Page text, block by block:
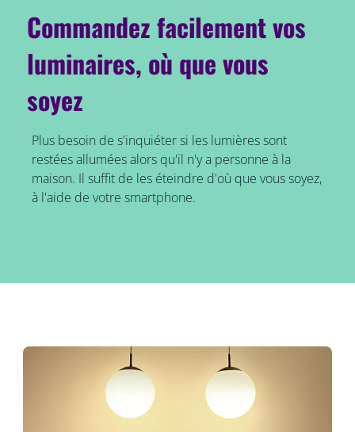
Commandez facilement vos
luminaires, où que vous
soyez
Plus besoin de s'inquiéter si les lumières sont
restées allumées alors qu'il n'y a personne à la
maison. Il suffit de les éteindre d'où que vous soyez,
à l'aide de votre smartphone.